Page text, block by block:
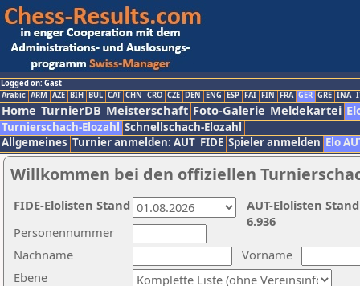
Logged on: Gast
Arabic ARM AZE BIH BUL CAT CHN CRO CZE DEN ENG ESP FAI FIN FRA GER GRE INA
Home TurnierDB Meisterschaft Foto-Galerie Meldekartei
Turnierschach-Elozahl Schnellschach-Elozahl
Allgemeines Turnier anmelden: AUT FIDE Spieler anmelden Elo
Willkommen bei den offiziellen
Nachname
Vorname
Ebene
Personennummer
AUT-Elolisten
6.936
FIDE-Elolisten Stand